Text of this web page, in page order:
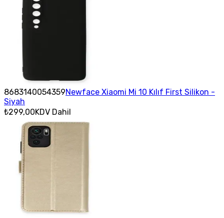
8683140054359Newface Xiaomi Mi 10 Kılıf First Silikon -
Siyah
₺299,00KDV Dahil